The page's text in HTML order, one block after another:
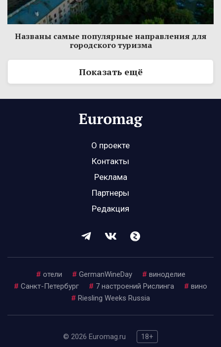
Названы самые популярные направления для
городского туризма
Показать ещё
О проекте
Контакты
Реклама
Партнеры
Редакция
# отели # GermanWineDay # виноделие
# Санкт-Петербург # 7 настроений Рислинга # вино
# Riesling Weeks Russia
© 2026 Euromag.ru 18+